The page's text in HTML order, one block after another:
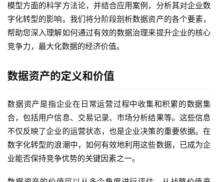
模型方面的科学方法论，并结合应用案例，分析其对企业数
字化转型的影响。我们将分阶段剖析数据资产的各个要素，
帮助您深入理解如何通过有效的数据治理来提升企业的核心
竞争力，最大化数据的经济价值。
数据资产的定义和价值
数据资产是指企业在日常运营过程中收集和积累的数据集
合，包括用户信息、交易记录、市场分析结果等。这些信息
不仅反映了企业的运营状态，也是企业决策的重要依据。在
数字化转型的浪潮中，如何有效地利用这些数据，已成为企
业能否保持竞争优势的关键因素之一。